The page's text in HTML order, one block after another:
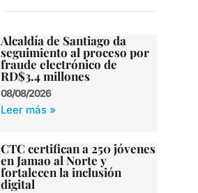
Alcaldía de Santiago da
seguimiento al proceso por
fraude electrónico de
RD$3.4 millones
08/08/2026
Leer más »
CTC certifican a 250 jóvenes
en Jamao al Norte y
fortalecen la inclusión
digital